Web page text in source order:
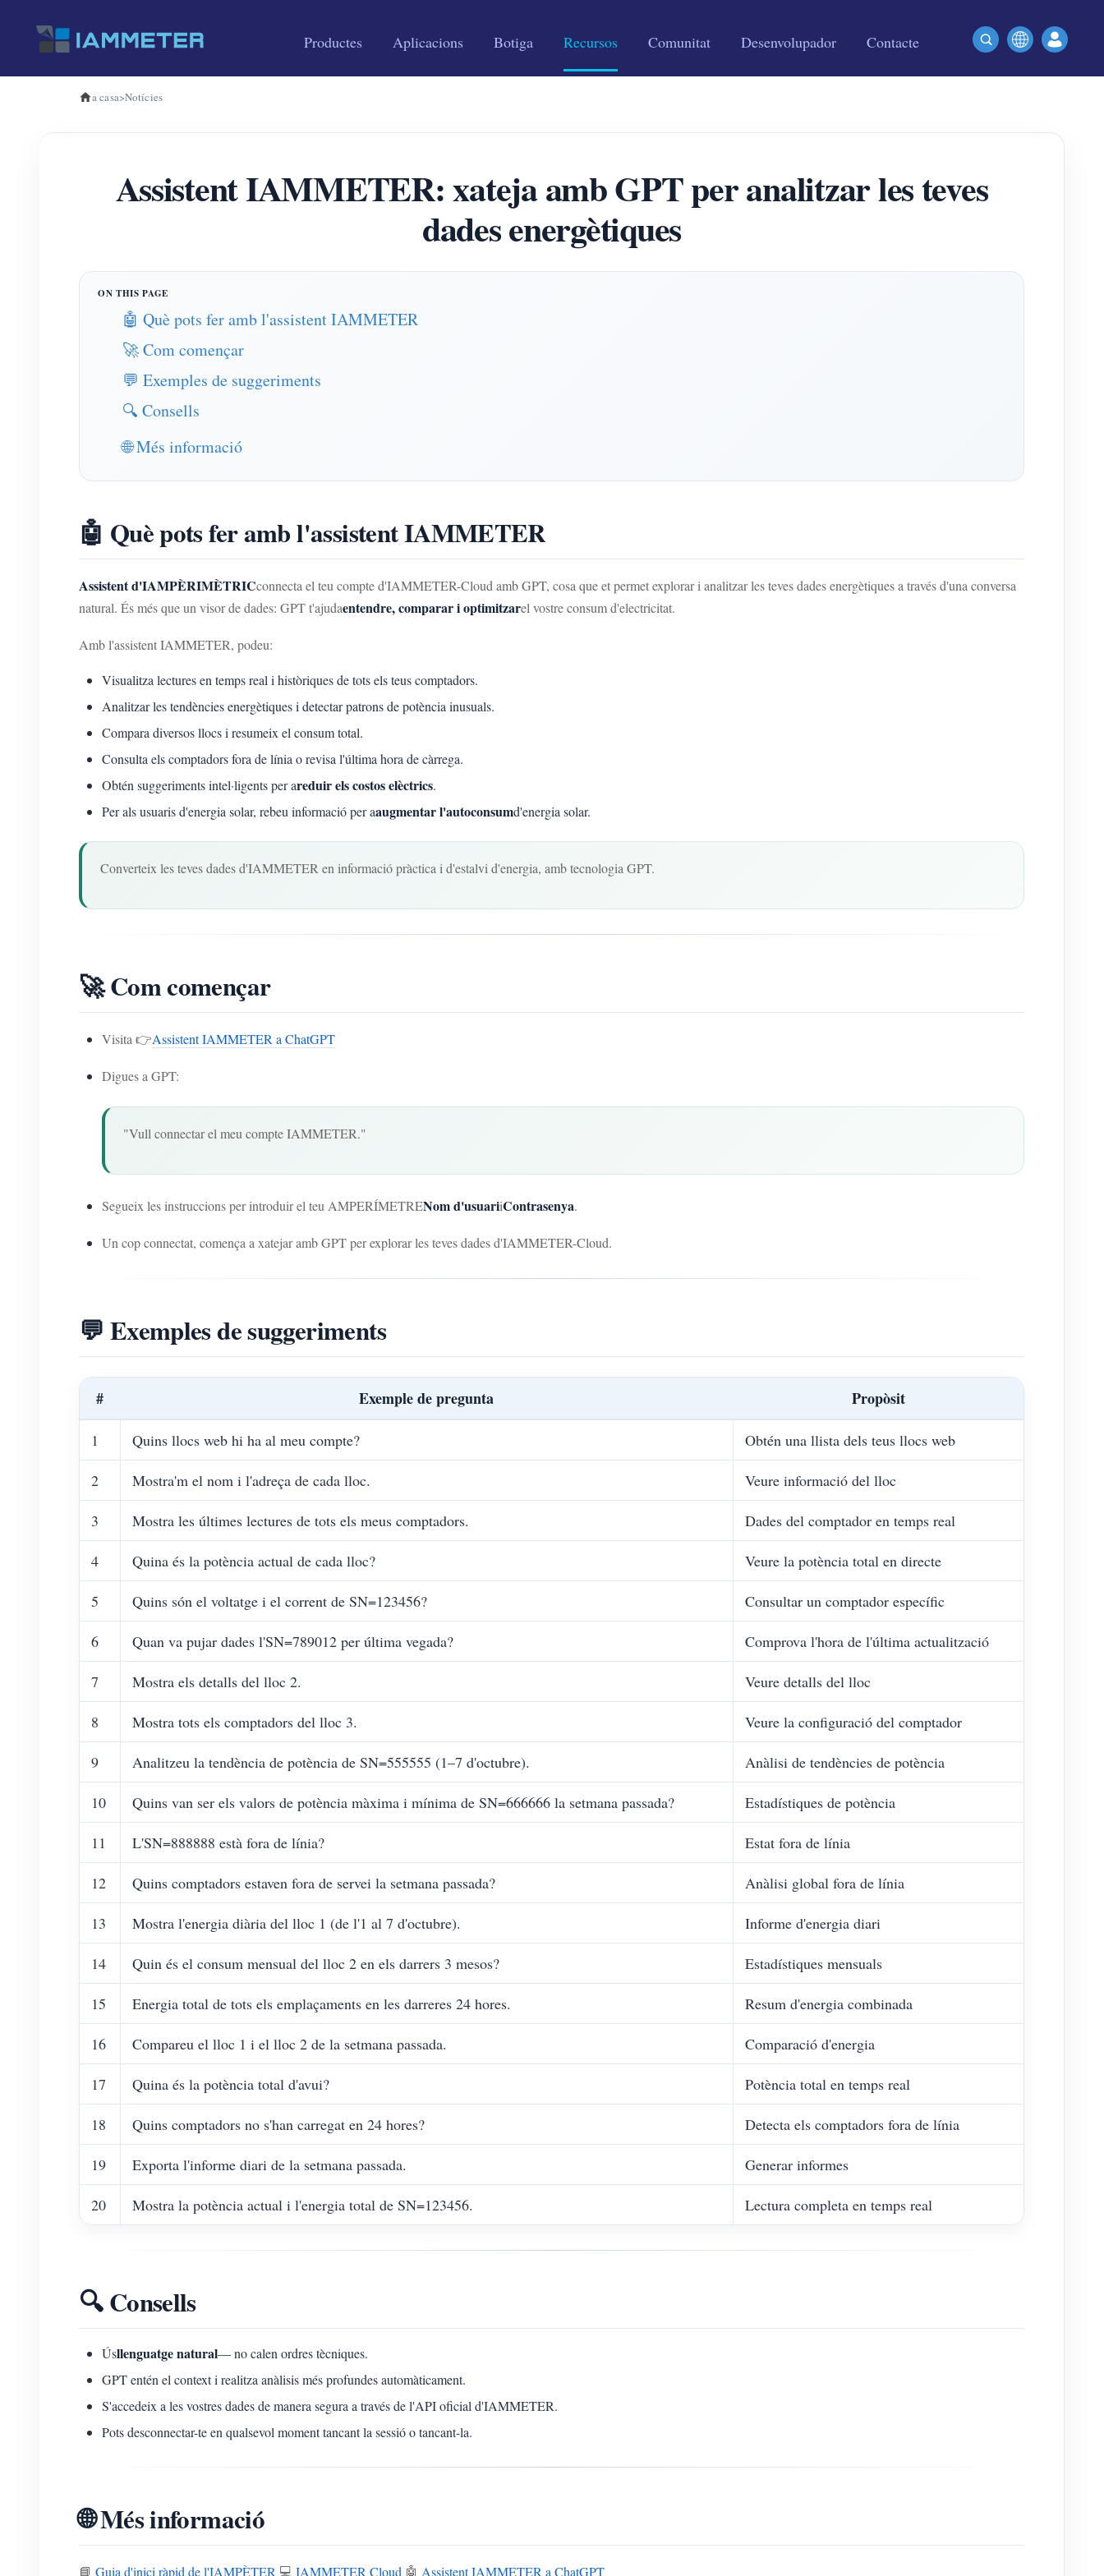
Productes Aplicacions Botiga Recursos Comunitat Desenvolupador Contacte
a casa>Notícies
Assistent IAMMETER: xateja amb GPT per analitzar les teves
dades energètiques
🤖 Què pots fer amb l'assistent IAMMETER
🚀 Com començar
💬 Exemples de suggeriments
🔍 Consells
🌐 Més informació
🤖 Què pots fer amb l'assistent IAMMETER
Assistent d'IAMPÈRIMÈTRICconnecta el teu compte d'IAMMETER-Cloud amb GPT, cosa que et permet explorar i analitzar les teves dades energètiques a través d'una conversa
natural. És més que un visor de dades: GPT t'ajudaentendre, comparar i optimitzarel vostre consum d'electricitat.
Amb l'assistent IAMMETER, podeu:
Visualitza lectures en temps real i històriques de tots els teus comptadors.
Analitzar les tendències energètiques i detectar patrons de potència inusuals.
Compara diversos llocs i resumeix el consum total.
Consulta els comptadors fora de línia o revisa l'última hora de càrrega.
Obtén suggeriments intel·ligents per areduir els costos elèctrics.
Per als usuaris d'energia solar, rebeu informació per aaugmentar l'autoconsumd'energia solar.
Converteix les teves dades d'IAMMETER en informació pràctica i d'estalvi d'energia, amb tecnologia GPT.
🚀 Com començar
Visita 👉Assistent IAMMETER a ChatGPT
Digues a GPT:
"Vull connectar el meu compte IAMMETER."
Segueix les instruccions per introduir el teu AMPERÍMETRENom d'usuariiContrasenya.
Un cop connectat, comença a xatejar amb GPT per explorar les teves dades d'IAMMETER-Cloud.
💬 Exemples de suggeriments
# Exemple de pregunta Propòsit
1 Quins llocs web hi ha al meu compte? Obtén una llista dels teus llocs web
2 Mostra'm el nom i l'adreça de cada lloc. Veure informació del lloc
3 Mostra les últimes lectures de tots els meus comptadors. Dades del comptador en temps real
4 Quina és la potència actual de cada lloc? Veure la potència total en directe
5 Quins són el voltatge i el corrent de SN=123456? Consultar un comptador específic
6 Quan va pujar dades l'SN=789012 per última vegada? Comprova l'hora de l'última actualització
7 Mostra els detalls del lloc 2. Veure detalls del lloc
8 Mostra tots els comptadors del lloc 3. Veure la configuració del comptador
9 Analitzeu la tendència de potència de SN=555555 (1–7 d'octubre). Anàlisi de tendències de potència
10 Quins van ser els valors de potència màxima i mínima de SN=666666 la setmana passada? Estadístiques de potència
11 L'SN=888888 està fora de línia? Estat fora de línia
12 Quins comptadors estaven fora de servei la setmana passada? Anàlisi global fora de línia
13 Mostra l'energia diària del lloc 1 (de l'1 al 7 d'octubre). Informe d'energia diari
14 Quin és el consum mensual del lloc 2 en els darrers 3 mesos? Estadístiques mensuals
15 Energia total de tots els emplaçaments en les darreres 24 hores. Resum d'energia combinada
16 Compareu el lloc 1 i el lloc 2 de la setmana passada. Comparació d'energia
17 Quina és la potència total d'avui? Potència total en temps real
18 Quins comptadors no s'han carregat en 24 hores? Detecta els comptadors fora de línia
19 Exporta l'informe diari de la setmana passada. Generar informes
20 Mostra la potència actual i l'energia total de SN=123456. Lectura completa en temps real
🔍 Consells
Úsllenguatge natural— no calen ordres tècniques.
GPT entén el context i realitza anàlisis més profundes automàticament.
S'accedeix a les vostres dades de manera segura a través de l'API oficial d'IAMMETER.
Pots desconnectar-te en qualsevol moment tancant la sessió o tancant-la.
🌐 Més informació
📘 Guia d'inici ràpid de l'IAMPÈTER 💻 IAMMETER Cloud 🤖 Assistent IAMMETER a ChatGPT